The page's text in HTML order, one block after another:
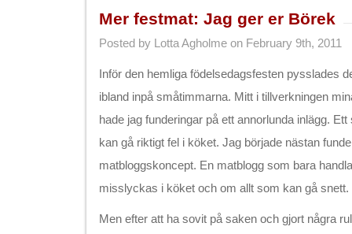
Mer festmat: Jag ger er Börek
Posted by Lotta Agholme on February 9th, 2011
Inför den hemliga födelsedagsfesten pysslades
ibland inpå småtimmarna. Mitt i tillverkningen
hade jag funderingar på ett annorlunda inlägg.
kan gå riktigt fel i köket. Jag började nästan
matbloggskoncept. En matblogg som bara
misslyckas i köket och om allt som kan gå snett.
Men efter att ha sovit på saken och gjort några